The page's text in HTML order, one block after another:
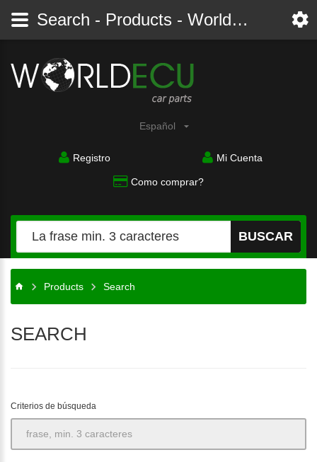
Español
Registro Mi Cuenta
Como comprar?
BUSCAR
Products Search
SEARCH
Criterios de búsqueda
Search - Products - Worldecu shop parts audi, bmw, citroen, fiat, ford, mercedes, opel, peugeot, renault, seat, skoda, toyota, volkswagen